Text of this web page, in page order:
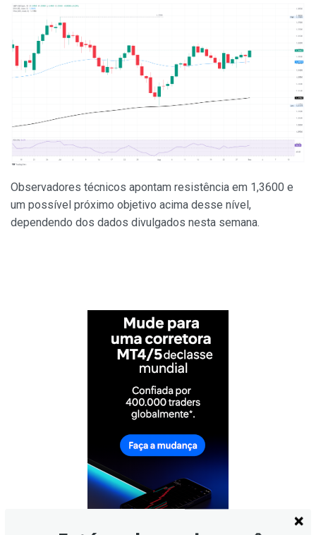
Observadores técnicos apontam resistência em 1,3600 e
um possível próximo objetivo acima desse nível,
dependendo dos dados divulgados nesta semana.